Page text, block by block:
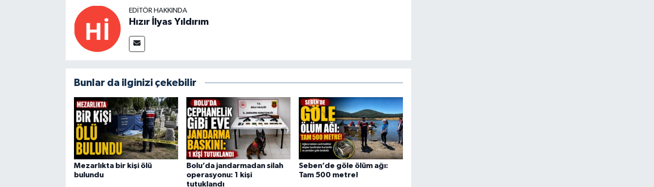
EDITÖR HAKKINDA
Hızır İlyas Yıldırım
Bunlar da ilginizi çekebilir
Mezarlıkta bir kişi ölü
bulundu
Bolu’da jandarmadan silah
operasyonu: 1 kişi
tutuklandı
Seben’de göle ölüm ağı:
Tam 500 metre!